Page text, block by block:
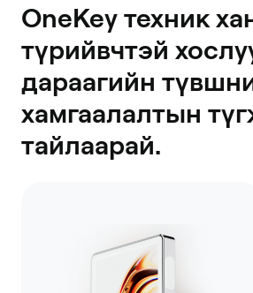
OneKey техник
түрийвчтэй
дараагийн
хамгаалалтын
тайлаарай.